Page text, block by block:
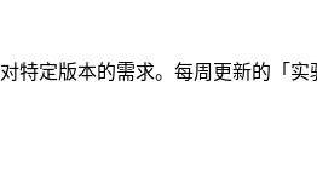
特定版本的需求。每周更新的「